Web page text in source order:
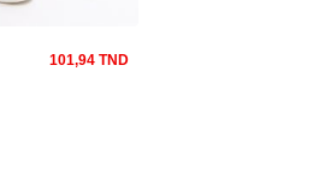
101,94 TND